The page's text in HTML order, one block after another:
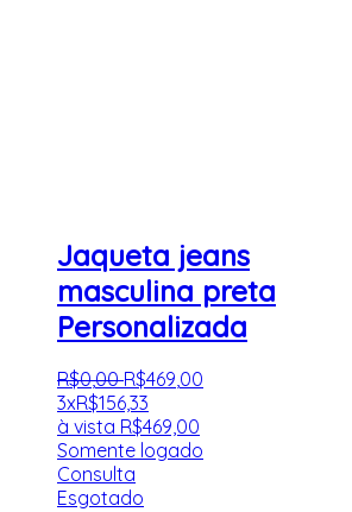
Jaqueta jeans
masculina preta
Personalizada
R$0,00 R$469,00
3xR$156,33
à vista R$469,00
Somente logado
Consulta
Esgotado